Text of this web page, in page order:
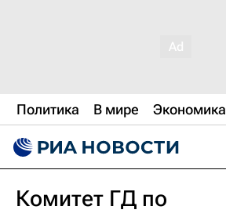
Политика В мире Экономика
Комитет ГД по